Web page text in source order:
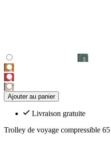
Ajouter au panier
Livraison gratuite
Trolley de voyage compressible